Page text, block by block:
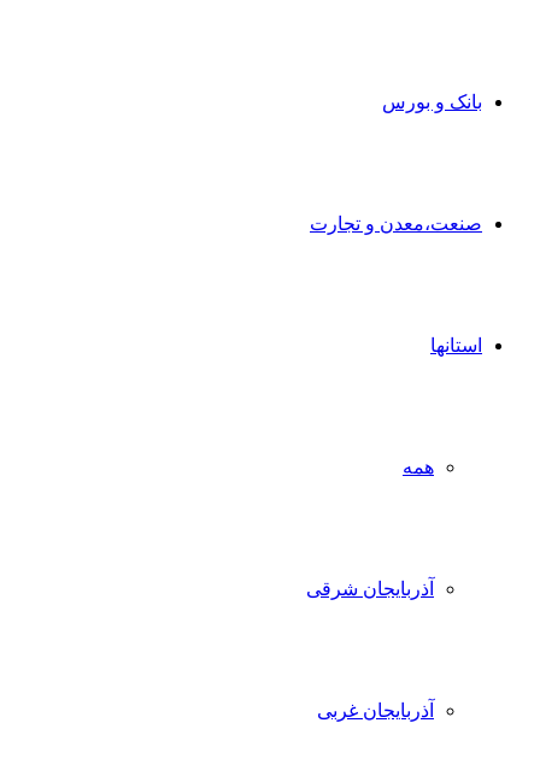
بانک و بورس
صنعت،معدن و تجارت
استانها
همه
آذربایجان شرقی
آذربایجان غربی